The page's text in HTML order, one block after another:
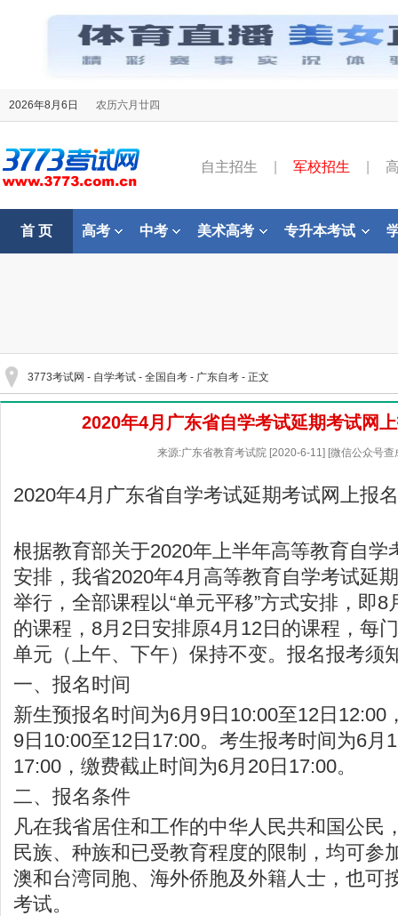
2026年8月6日 农历六月廿四
自主招生 军校招生
首 页 高考 中考 美术高考 专升本考试
3773考试网 - 自学考试 - 全国自考 - 广东自考 - 正文
2020年4月广东省自学考试延期考试网
来源:广东省教育考试院 [2020-6-11] [微信公众号查
2020年4月广东省自学考试延期考试网上报
根据教育部关于2020年上半年高等教育自学
安排，我省2020年4月高等教育自学考试延
举行，全部课程以“单元平移”方式安排，即
的课程，8月2日安排原4月12日的课程，每
单元（上午、下午）保持不变。报名报考须
一、报名时间
新生预报名时间为6月9日10:00至12日12:00
9日10:00至12日17:00。考生报考时间为6月
17:00，缴费截止时间为6月20日17:00。
二、报名条件
凡在我省居住和工作的中华人民共和国公民
民族、种族和已受教育程度的限制，均可参
澳和台湾同胞、海外侨胞及外籍人士，也可
考试。